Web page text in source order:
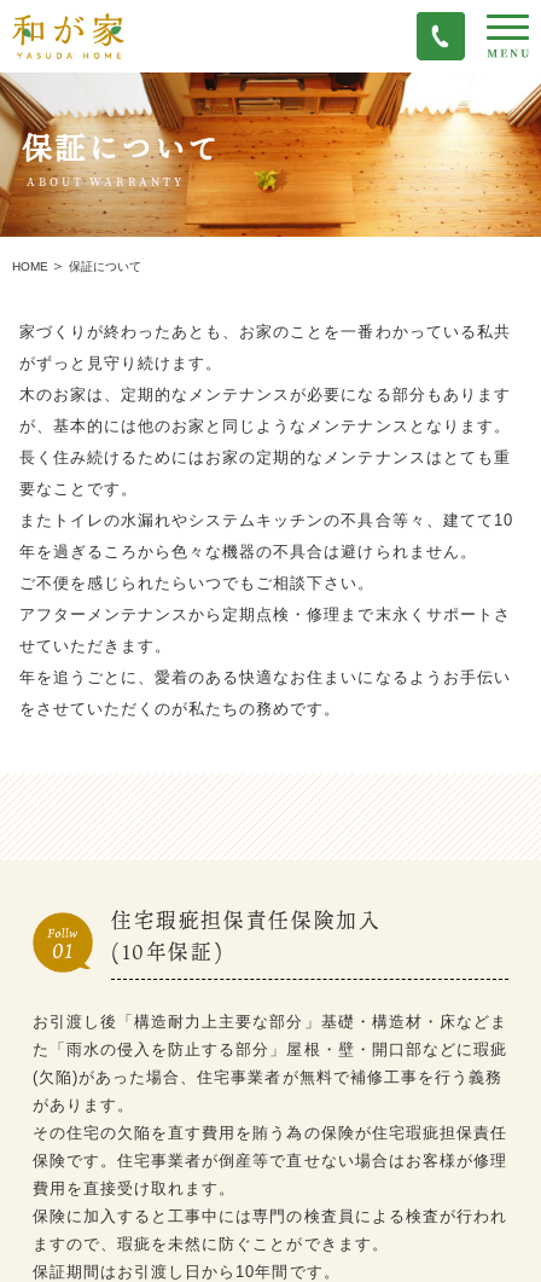
保証について
ABOUT WARRANTY
HOME 保証について
家づくりが終わったあとも、お家のことを一番わかっている私共
がずっと見守り続けます。
木のお家は、定期的なメンテナンスが必要になる部分もあります
が、基本的には他のお家と同じようなメンテナンスとなります。
長く住み続けるためにはお家の定期的なメンテナンスはとても重
要なことです。
またトイレの水漏れやシステムキッチンの不具合等々、建てて10
年を過ぎるころから色々な機器の不具合は避けられません。
ご不便を感じられたらいつでもご相談下さい。
アフターメンテナンスから定期点検・修理まで末永くサポートさ
せていただきます。
年を追うごとに、愛着のある快適なお住まいになるようお手伝い
をさせていただくのが私たちの務めです。
住宅瑕疵担保責任保険加入
(10年保証)
お引渡し後「構造耐力上主要な部分」基礎・構造材・床などま
た「雨水の侵入を防止する部分」屋根・壁・開口部などに瑕疵
(欠陥)があった場合、住宅事業者が無料で補修工事を行う義務
があります。
その住宅の欠陥を直す費用を賄う為の保険が住宅瑕疵担保責任
保険です。住宅事業者が倒産等で直せない場合はお客様が修理
費用を直接受け取れます。
保険に加入すると工事中には専門の検査員による検査が行われ
ますので、瑕疵を未然に防ぐことができます。
保証期間はお引渡し日から10年間です。